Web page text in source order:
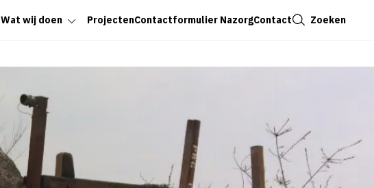
Wat wij doen ProjectenContactformulier NazorgContact Zoeken
Sluiten